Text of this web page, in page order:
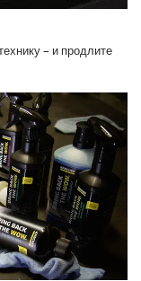
– и продлите